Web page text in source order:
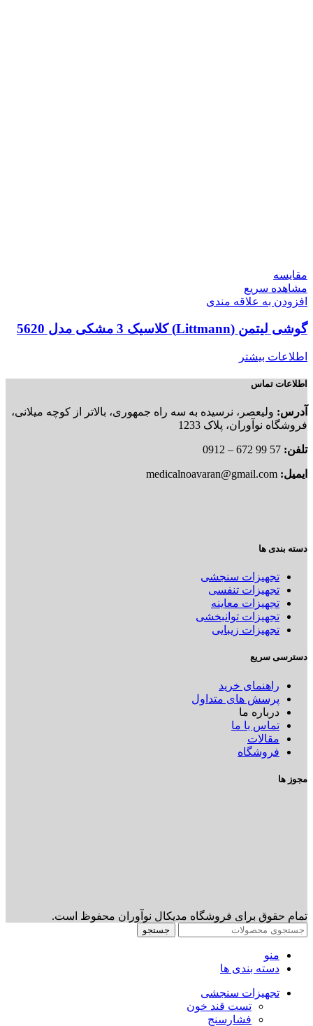
مقایسه
مشاهده سریع
افزودن به علاقه مندی
گوشی لیتمن (Littmann) کلاسیک 3 مشکی مدل 5620
اطلاعات بیشتر
اطلاعات تماس
آدرس: ولیعصر، نرسیده به سه راه جمهوری، بالاتر از کوچه میلانی،
فروشگاه نوآوران، پلاک 1233
تلفن: 57 99 672 – 0912
ایمیل:
دسته بندی ها
تجهیزات سنجشی
تجهیزات تنفسی
تجهیزات معاینه
تجهیزات توانبخشی
تجهیزات زیبایی
دسترسی سریع
راهنمای خرید
پرسش های متداول
درباره ما
تماس با ما
مقالات
فروشگاه
مجوز ها
تمام حقوق برای فروشگاه مدیکال نوآوران محفوظ است.
جستجو
منو
دسته بندی ها
تجهیزات سنجشی
تست قند خون
فشارسنج